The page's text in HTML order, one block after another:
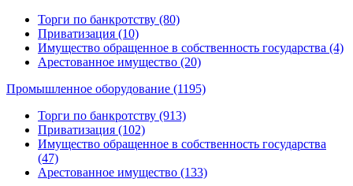
Торги по банкротству (80)
Приватизация (10)
Имущество обращенное в собственность государства (4)
Арестованное имущество (20)
Промышленное оборудование (1195)
Торги по банкротству (913)
Приватизация (102)
Имущество обращенное в собственность государства
(47)
Арестованное имущество (133)